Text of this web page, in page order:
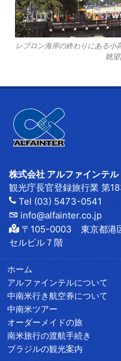
レブロン海岸の終わりにある小
眺
株式会社 アルファインテ
観光庁長官登録旅行業 第
Tel (03) 5473-0541
info@alfainter.co.jp
〒105-0003 東京都港
セルビル７階
ホーム
アルファインテルについて
中南米行き航空券について
中南米ツアー
オーダーメイドの旅
南米旅行の渡航手続き
ブラジルの観光案内